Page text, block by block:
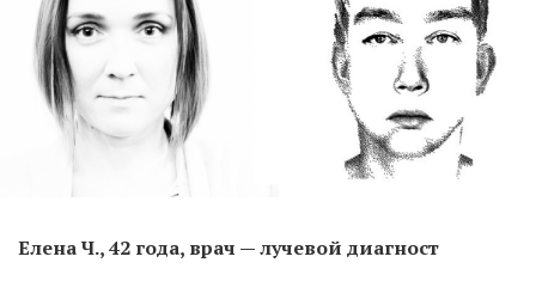
Елена Ч., 42 года, врач — лучевой диагност